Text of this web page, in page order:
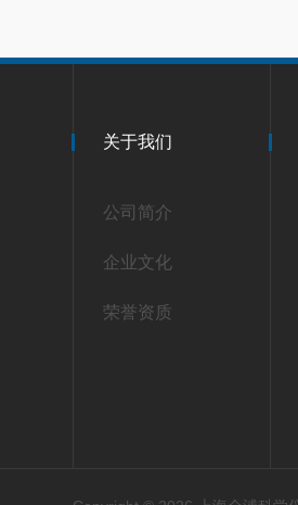
关于我们
公司简介
企业文化
荣誉资质